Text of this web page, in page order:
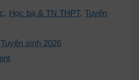
, Học bạ & TN THPT,Tuyển
Tuyển sinh 2026